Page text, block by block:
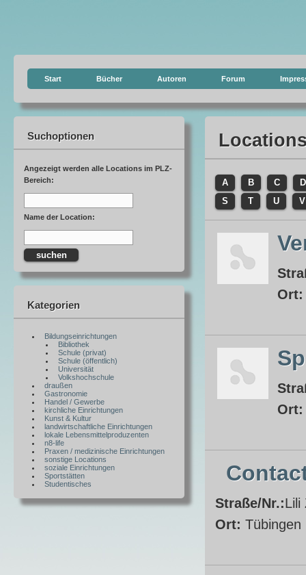
Start Bücher Autoren Forum
Suchoptionen
Angezeigt werden alle Locations im PLZ-
Bereich:
Name der Location:
Kategorien
Bildungseinrichtungen
Bibliothek
Schule (privat)
Schule (öffentlich)
Universität
Volkshochschule
draußen
Gastronomie
Handel / Gewerbe
kirchliche Einrichtungen
Kunst & Kultur
landwirtschaftliche Einrichtungen
lokale Lebensmittelproduzenten
n8-life
Praxen / medizinische Einrichtungen
sonstige Locations
soziale Einrichtungen
Sportstätten
Studentisches
A B C
D
S
T U V
Straße/Nr.:Lili
Ort: Tübingen